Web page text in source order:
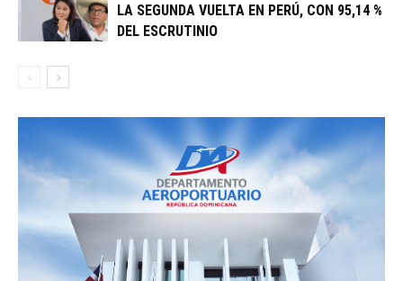
LA SEGUNDA VUELTA EN PERÚ, CON 95,14 %
DEL ESCRUTINIO